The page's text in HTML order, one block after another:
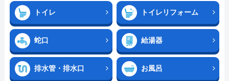
トイレ トイレリフォーム
蛇口 給湯器
排水管・排水口 お風呂